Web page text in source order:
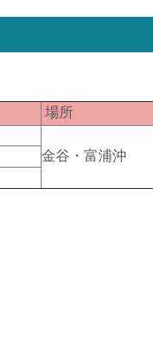
場所
金谷・富浦沖